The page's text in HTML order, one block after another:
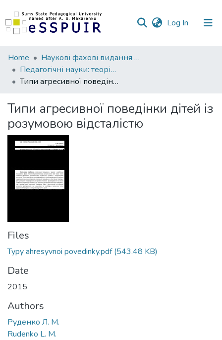
Log In (current)
Communities
&
Collections
Statistics
Home
Наукові фахові видання СумДПУ
Педагогічні науки: теорія, історія, інноваційні технології
Типи агресивної поведінки дітей із розумовою відсталістю
Типи агресивної поведінки дітей із
розумовою відсталістю
Files
Typy ahresyvnoi povedinky.pdf(543.48 KB)
Date
2015
Authors
Руденко Л. М.
Rudenko L. M.